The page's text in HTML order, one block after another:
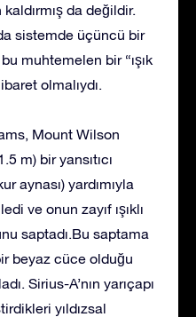
kaldırmış da değildir.
sistemde üçüncü bir
muhtemelen bir “ışık
olmalıydı.
Mount Wilson
m) bir yansıtıcı
aynası) yardımıyla
ve onun zayıf ışıklı
saptadı.Bu saptama
beyaz cüce olduğu
Sirius-A’nın yarıçapı
yıldızsal